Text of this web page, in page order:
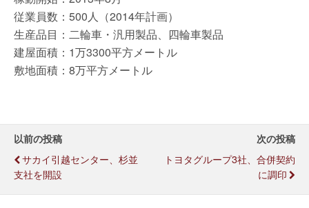
従業員数：500人（2014年計画）
生産品目：二輪車・汎用製品、四輪車製品
建屋面積：1万3300平方メートル
敷地面積：8万平方メートル
以前の投稿
サカイ引越センター、杉並
支社を開設
次の投稿
トヨタグループ3社、合併契約
に調印